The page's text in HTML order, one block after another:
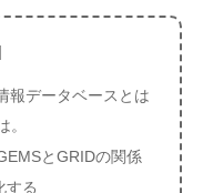
報データベースとは
とGRIDの関係
する